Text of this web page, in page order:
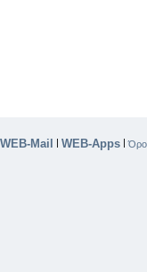
WEB-Mail | WEB-Apps |